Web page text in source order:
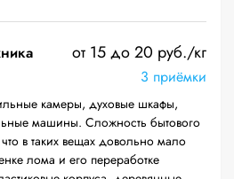
от 15 до 20 руб./кг
3 приёмки
камеры, духовые шкафы,
машины. Сложность бытового
в таких вещах довольно мало
лома и его переработке